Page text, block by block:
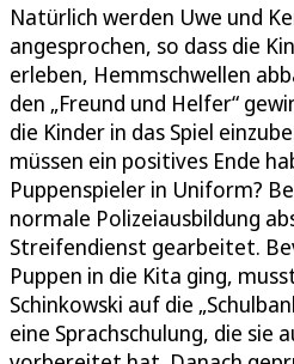
Natürlich werden Uwe und
angesprochen, so dass die
erleben, Hemmschwellen
den „Freund und Helfer“
die Kinder in das Spiel
müssen ein positives Ende
Puppenspieler in Uniform?
normale Polizeiausbildung
Streifendienst gearbeitet.
Puppen in die Kita ging,
Schinkowski auf die
eine Sprachschulung, die sie